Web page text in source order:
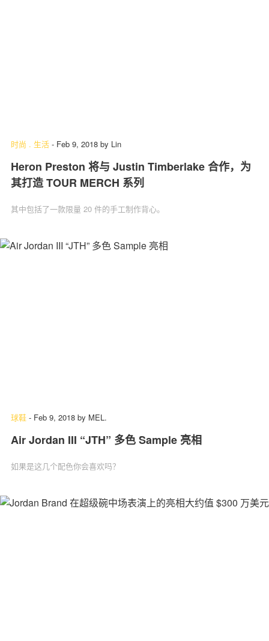
时尚 . 生活 - Feb 9, 2018 by Lin
Heron Preston 将与 Justin Timberlake 合作，为
其打造 TOUR MERCH 系列
其中包括了一款限量 20 件的手工制作背心。
球鞋 - Feb 9, 2018 by MEL.
Air Jordan III “JTH” 多色 Sample 亮相
如果是这几个配色你会喜欢吗？